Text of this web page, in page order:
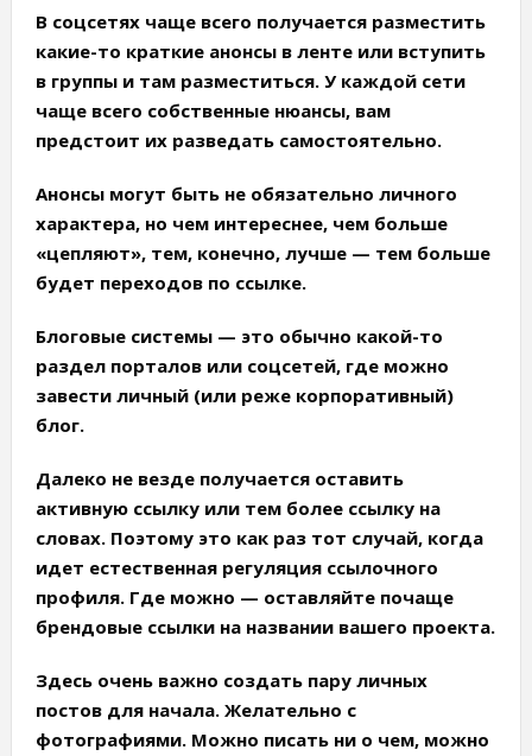
В соцсетях чаще всего получается разместить
какие-то краткие анонсы в ленте или вступить
в группы и там разместиться. У каждой сети
чаще всего собственные нюансы, вам
предстоит их разведать самостоятельно.
Анонсы могут быть не обязательно личного
характера, но чем интереснее, чем больше
«цепляют», тем, конечно, лучше — тем больше
будет переходов по ссылке.
Блоговые системы— это обычно какой-то
раздел порталов или соцсетей, где можно
завести личный (или реже корпоративный)
блог.
Далеко не везде получается оставить
активную ссылку или тем более ссылку на
словах. Поэтому это как раз тот случай, когда
идет естественная регуляция ссылочного
профиля. Где можно — оставляйте почаще
брендовые ссылки на названии вашего проекта.
Здесь очень важно создать пару личных
постов для начала.Желательно с
фотографиями. Можно писать ни о чем, можно